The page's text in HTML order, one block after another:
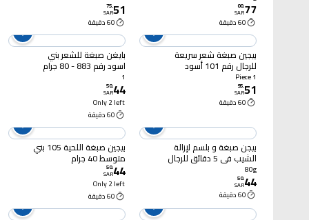
77
.
00
SAR
60 دقيقة
51
.
75
SAR
60 دقيقة
بيجين صبغة شعر سريعة
للرجال رقم 101 أسود
طبيعي 80 جرام1 Piece
51
.
95
SAR
60 دقيقة
بايغن صبغة للشعر بني
اسود رقم 883 - 80 جرام
1
44
.
50
SAR
Only 2 left
60 دقيقة
بيجن صبغة و بلسم لإزالة
الشيب في 5 دقائق للرجال
بني طبيعي 104 - 80 جرام
80g
44
.
50
SAR
60 دقيقة
بيجين صبغة اللحية 105 بني
متوسط 40 جرام
44
.
50
SAR
Only 2 left
60 دقيقة